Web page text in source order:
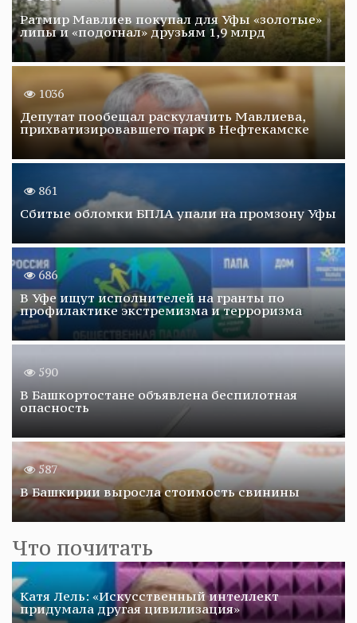
Ратмир Мавлиев покупал для Уфы «золотые»
липы и «подогнал» друзьям 1,9 млрд
1036
Депутат пообещал раскулачить Мавлиева,
прихватизировавшего парк в Нефтекамске
861
Сбитые обломки БПЛА упали на промзону Уфы
686
В Уфе ищут исполнителей на гранты по
профилактике экстремизма и терроризма
590
В Башкортостане объявлена беспилотная
опасность
587
В Башкирии выросла стоимость свинины
Что почитать
Катя Лель: «Искусственный интеллект
придумала другая цивилизация»